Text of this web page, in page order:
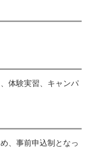
体験実習、キャンパ
、事前申込制となっ